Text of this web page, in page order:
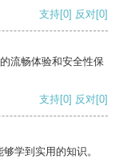
支持[0] 反对[0]
流畅体验和安全性保
支持[0] 反对[0]
学到实用的知识。